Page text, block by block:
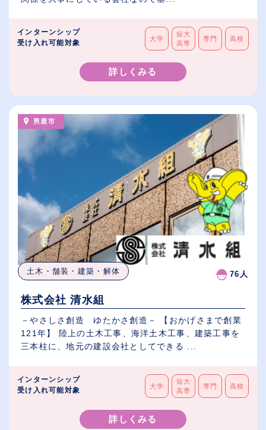
インターンシップ
受け入れ可能対象
大学
短大
高専
専門 高校
詳しくみる
男鹿市
土木・舗装・建築・解体 76人
株式会社 清水組
－やさしさ創造 ゆたかさ創造－ 【おかげさまで創業
121年】 陸上の土木工事、海洋土木工事、建築工事を
三本柱に、地元の建設会社としてできる ...
インターンシップ
受け入れ可能対象
大学
短大
高専
専門 高校
詳しくみる